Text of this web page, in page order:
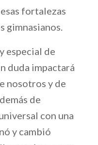
fortalezas
gimnasianos.
especial de
duda impactará
nosotros y de
de
con una
y cambió